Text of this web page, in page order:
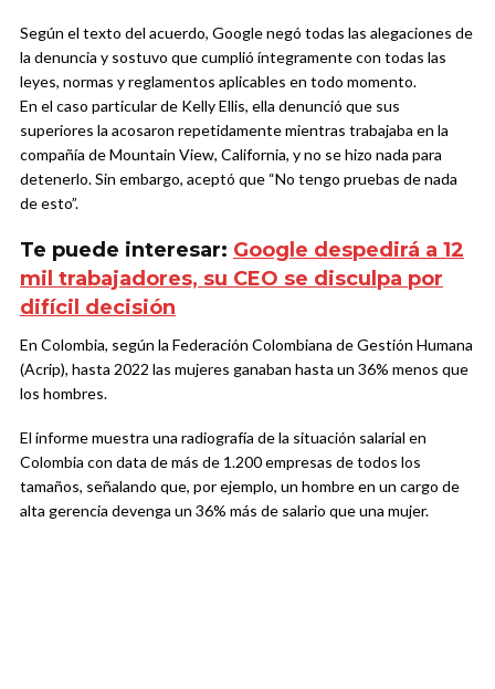
Según el texto del acuerdo, Google negó todas las alegaciones de
la denuncia y sostuvo que cumplió íntegramente con todas las
leyes, normas y reglamentos aplicables en todo momento.
En el caso particular de Kelly Ellis, ella denunció que sus
superiores la acosaron repetidamente mientras trabajaba en la
compañía de Mountain View, California, y no se hizo nada para
detenerlo. Sin embargo, aceptó que “No tengo pruebas de nada
de esto”.
Te puede interesar: Google despedirá a 12
mil trabajadores, su CEO se disculpa por
difícil decisión
En Colombia, según la Federación Colombiana de Gestión Humana
(Acrip), hasta 2022 las mujeres ganaban hasta un 36% menos que
los hombres.
El informe muestra una radiografía de la situación salarial en
Colombia con data de más de 1.200 empresas de todos los
tamaños, señalando que, por ejemplo, un hombre en un cargo de
alta gerencia devenga un 36% más de salario que una mujer.